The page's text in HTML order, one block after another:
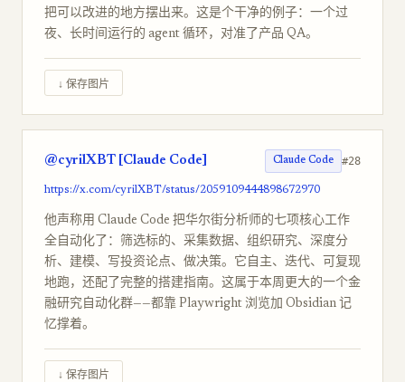
把可以改进的地方摆出来。这是个干净的例子：一个过
夜、长时间运行的 agent 循环，对准了产品 QA。
↓ 保存图片
@cyrilXBT [Claude Code] Claude Code #28
https://x.com/cyrilXBT/status/2059109444898672970
他声称用 Claude Code 把华尔街分析师的七项核心工作
全自动化了：筛选标的、采集数据、组织研究、深度分
析、建模、写投资论点、做决策。它自主、迭代、可复现
地跑，还配了完整的搭建指南。这属于本周更大的一个金
融研究自动化群——都靠 Playwright 浏览加 Obsidian 记
忆撑着。
↓ 保存图片